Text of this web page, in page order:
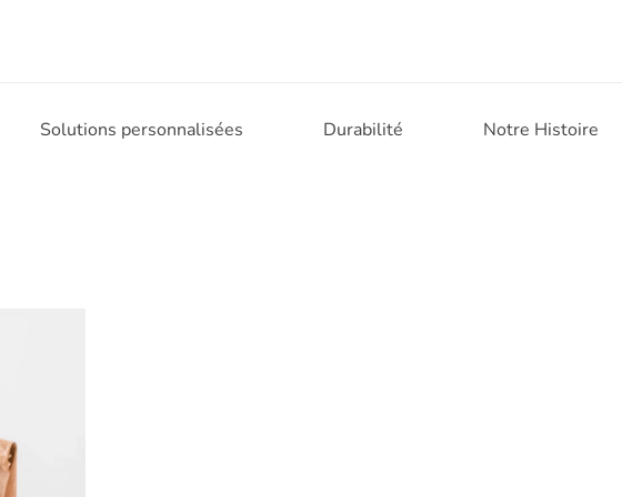
Solutions personnalisées Durabilité Notre Histoire